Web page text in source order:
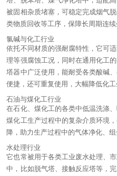
被固相杂质堵塞，可稳定完成烟气
类物质回收等工序，保障长周期连续
氯碱与化工行业
依托不同材质的强耐腐特性，它可
理等强腐蚀工况，同时在通用化工
塔器中广泛使用，能耐受各类酸碱
便捷，还可重复使用，大幅降低化
石油与煤化工行业
在石化、煤化工的各类中低温洗涤
煤化工生产过程中的复杂介质环境
降，助力生产过程中的气体净化、
水处理行业
它也常被用于各类工业废水处理、
中，比如脱气塔、接触反应塔等，